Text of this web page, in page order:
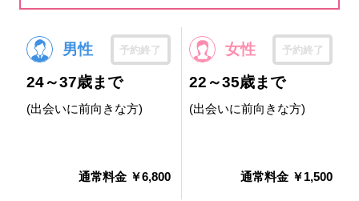
男性 予約終了
24～37歳まで
(出会いに前向きな方)
通常料金 ￥6,800
女性 予約終了
22～35歳まで
(出会いに前向きな方)
通常料金 ￥1,500